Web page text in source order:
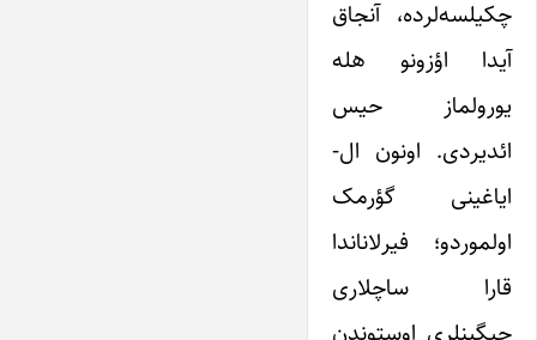
چکیلسه‌لرده، آنجاق
آیدا اؤزونو هله
یورولماز حیس
ائدیردی. اونون ال-
ایاغینی گؤرمک
اولموردو؛ فیرلاناندا
قارا ساچلاری
چیگینلری اوستوندن